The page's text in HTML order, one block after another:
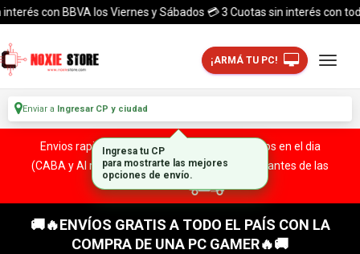
con BBVA los Viernes y Sábados 💳 3 Cuotas sin interés con
¡ARMÁ TU PC!
Enviar a Ingresar CP y ciudad
Envios rapidos y seguros a todo el pais. ¡ Envios en el dia
(CABA y Al rededores) Acreditando tu compra antes de las
🚚🔥ENVÍOS GRATIS A TODO EL PAÍS CON LA
COMPRA DE UNA PC GAMER🔥🚚
Ingresa tu CP
para mostrarte las mejores
opciones de envío.